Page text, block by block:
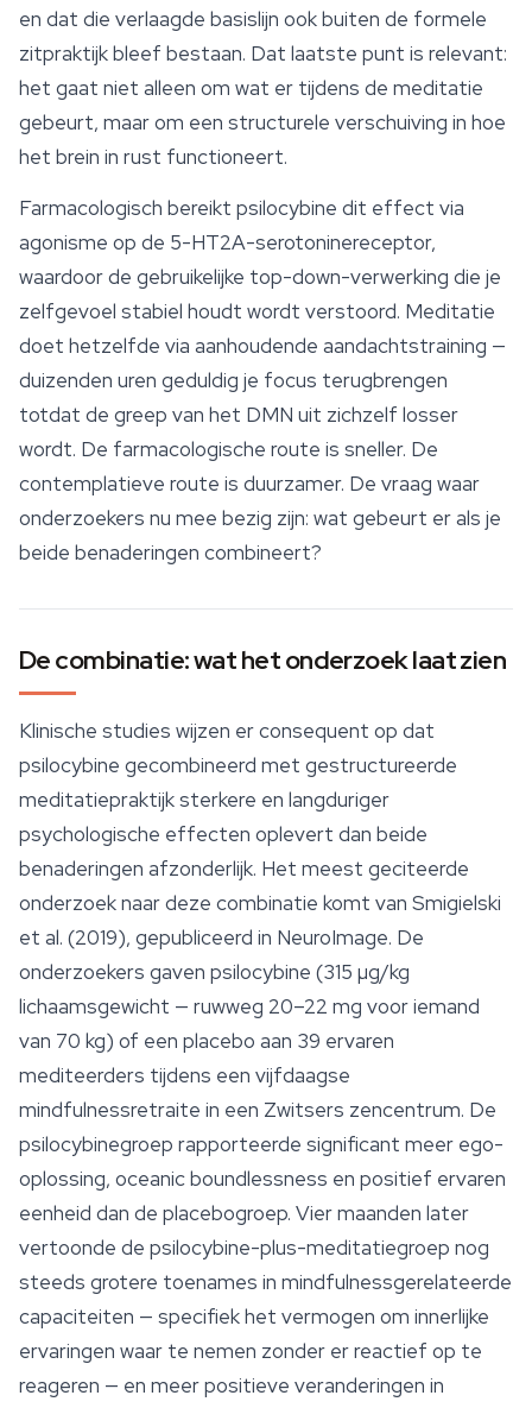
en dat die verlaagde basislijn ook buiten de formele
zitpraktijk bleef bestaan. Dat laatste punt is relevant:
het gaat niet alleen om wat er tijdens de meditatie
gebeurt, maar om een structurele verschuiving in hoe
het brein in rust functioneert.
Farmacologisch bereikt psilocybine dit effect via
agonisme op de 5-HT2A-serotoninereceptor,
waardoor de gebruikelijke top-down-verwerking die je
zelfgevoel stabiel houdt wordt verstoord. Meditatie
doet hetzelfde via aanhoudende aandachtstraining —
duizenden uren geduldig je focus terugbrengen
totdat de greep van het DMN uit zichzelf losser
wordt. De farmacologische route is sneller. De
contemplatieve route is duurzamer. De vraag waar
onderzoekers nu mee bezig zijn: wat gebeurt er als je
beide benaderingen combineert?
De combinatie: wat het onderzoek laat zien
Klinische studies wijzen er consequent op dat
psilocybine gecombineerd met gestructureerde
meditatiepraktijk sterkere en langduriger
psychologische effecten oplevert dan beide
benaderingen afzonderlijk. Het meest geciteerde
onderzoek naar deze combinatie komt van Smigielski
et al. (2019), gepubliceerd in NeuroImage. De
onderzoekers gaven psilocybine (315 µg/kg
lichaamsgewicht — ruwweg 20–22 mg voor iemand
van 70 kg) of een placebo aan 39 ervaren
mediteerders tijdens een vijfdaagse
mindfulnessretraite in een Zwitsers zencentrum. De
psilocybinegroep rapporteerde significant meer ego-
oplossing, oceanic boundlessness en positief ervaren
eenheid dan de placebogroep. Vier maanden later
vertoonde de psilocybine-plus-meditatiegroep nog
steeds grotere toenames in mindfulnessgerelateerde
capaciteiten — specifiek het vermogen om innerlijke
ervaringen waar te nemen zonder er reactief op te
reageren — en meer positieve veranderingen in